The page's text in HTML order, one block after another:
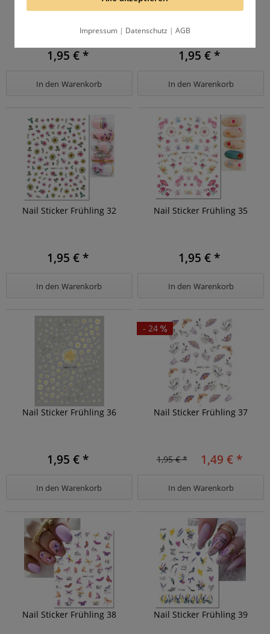
Nail Sticker Frühling 31
1,95 € *
In den Warenkorb
Nail Sticker Frühling 34
1,95 € *
In den Warenkorb
Nail Sticker Frühling 32
1,95 € *
In den Warenkorb
Nail Sticker Frühling 35
1,95 € *
In den Warenkorb
Nail Sticker Frühling 36
1,95 € *
In den Warenkorb
- 24
Nail Sticker Frühling 37
1,95 € * 1,49 € *
In den Warenkorb
Nail Sticker Frühling 38 Nail Sticker Frühling 39
Impressum | Datenschutz | AGB